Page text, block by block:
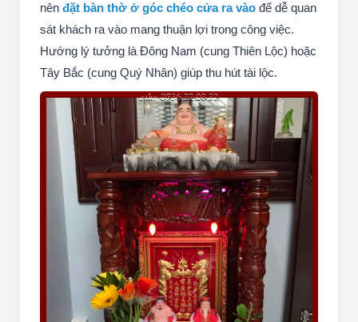
nên đặt bàn thờ ở góc chéo cửa ra vào để dễ quan
sát khách ra vào mang thuận lợi trong công việc.
Hướng lý tưởng là Đông Nam (cung Thiên Lộc) hoặc
Tây Bắc (cung Quý Nhân) giúp thu hút tài lộc.